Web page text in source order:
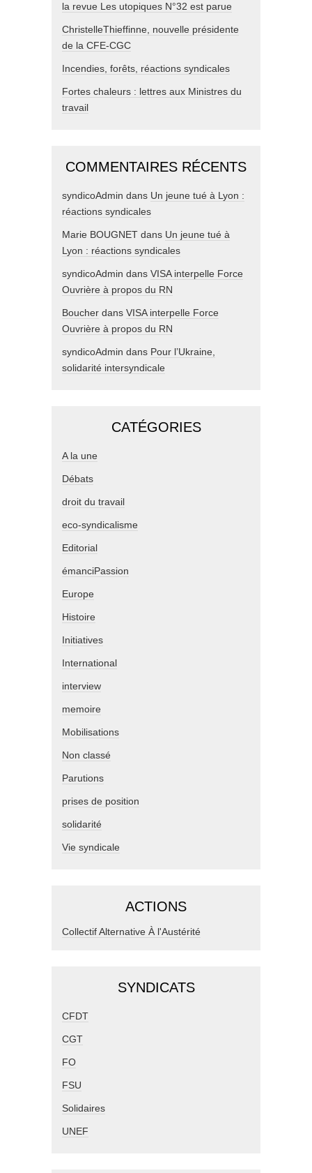
la revue Les utopiques N°32 est parue
ChristelleThieffinne, nouvelle présidente
de la CFE-CGC
Incendies, forêts, réactions syndicales
Fortes chaleurs : lettres aux Ministres du
travail
COMMENTAIRES RÉCENTS
syndicoAdmin dans Un jeune tué à Lyon :
réactions syndicales
Marie BOUGNET dans Un jeune tué à
Lyon : réactions syndicales
syndicoAdmin dans VISA interpelle Force
Ouvrière à propos du RN
Boucher dans VISA interpelle Force
Ouvrière à propos du RN
syndicoAdmin dans Pour l’Ukraine,
solidarité intersyndicale
CATÉGORIES
A la une
Débats
droit du travail
eco-syndicalisme
Editorial
émanciPassion
Europe
Histoire
Initiatives
International
interview
memoire
Mobilisations
Non classé
Parutions
prises de position
solidarité
Vie syndicale
ACTIONS
Collectif Alternative À l'Austérité
SYNDICATS
CFDT
CGT
FO
FSU
Solidaires
UNEF